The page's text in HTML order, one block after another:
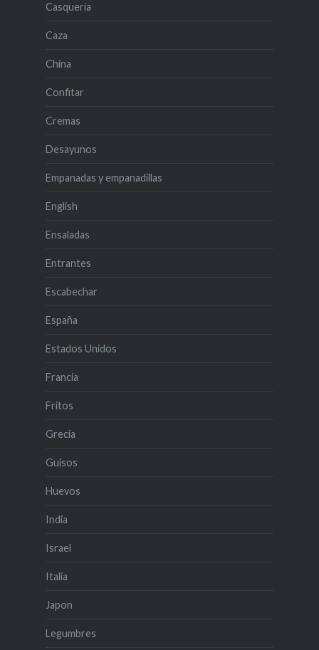
Casquería
Caza
China
Confitar
Cremas
Desayunos
Empanadas y empanadillas
English
Ensaladas
Entrantes
Escabechar
España
Estados Unidos
Francia
Fritos
Grecia
Guisos
Huevos
India
Israel
Italia
Japon
Legumbres